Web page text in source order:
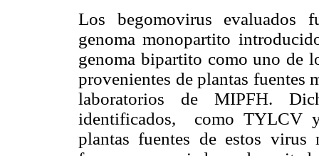
Los begomovirus
genoma monopartito
genoma bipartito como uno de
provenientes de plantas fuentes
laboratorios de MIPFH.
identificados, como TYLCV
plantas fuentes de estos virus